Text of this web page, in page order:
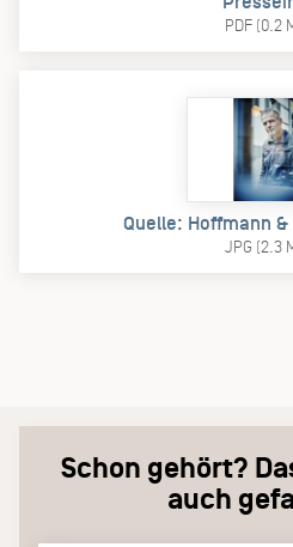
PDF (0.2
Quelle: Hoffmann
JPG (2.3
Schon gehört?
auch